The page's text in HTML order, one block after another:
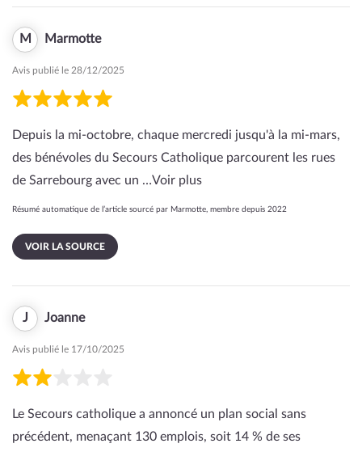
M Marmotte
Avis publié le 28/12/2025
Depuis la mi-octobre, chaque mercredi jusqu'à la mi-mars,
des bénévoles du Secours Catholique parcourent les rues
de Sarrebourg avec un …Voir plus
Résumé automatique de l’article sourcé par Marmotte, membre depuis 2022
VOIR LA SOURCE
J Joanne
Avis publié le 17/10/2025
Le Secours catholique a annoncé un plan social sans
précédent, menaçant 130 emplois, soit 14 % de ses